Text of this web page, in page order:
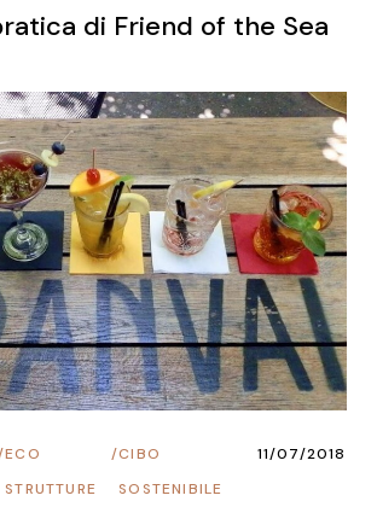
di Friend of the Sea
CIBO
SOSTENIBILE
/
ECO
STRUTTURE
11/07/2018